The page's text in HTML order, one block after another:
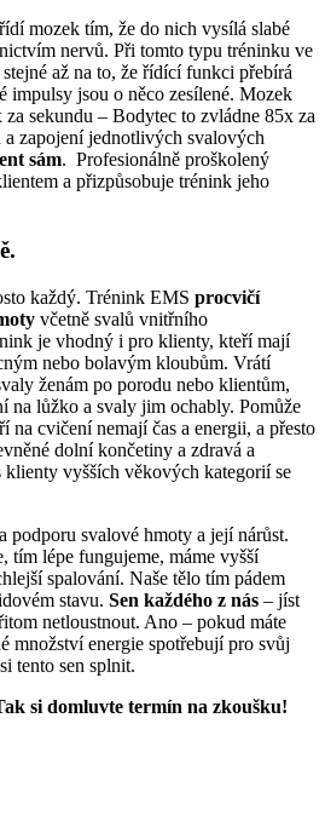
mozek tím, že do nich vysílá slabé
nervů. Při tomto typu tréninku ve
až na to, že řídící funkci přebírá
impulsy jsou o něco zesílené. Mozek
sekundu – Bodytec to zvládne 85x za
zapojení jednotlivých svalových
sám. Profesionálně proškolený
a přizpůsobuje trénink jeho
.
každý. Trénink EMS procvičí
včetně svalů vnitřního
je vhodný i pro klienty, kteří mají
nebo bolavým kloubům. Vrátí
ženám po porodu nebo klientům,
na lůžko a svaly jim ochably. Pomůže
na cvičení nemají čas a energii, a přesto
dolní končetiny a zdravá a
klienty vyšších věkových kategorií se
podporu svalové hmoty a její nárůst.
tím lépe fungujeme, máme vyšší
spalování. Naše tělo tím pádem
stavu. Sen každého z nás – jíst
netloustnout. Ano – pokud máte
množství energie spotřebují pro svůj
tento sen splnit.
si domluvte termín na zkoušku!